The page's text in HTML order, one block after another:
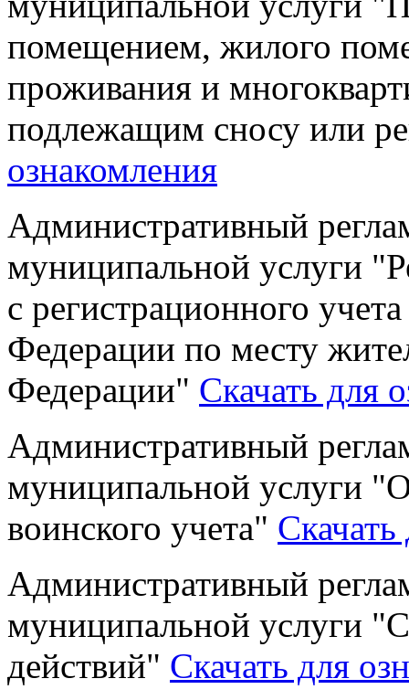
помещением, жилого
проживания и
подлежащим сносу или
ознакомления
Административный
муниципальной услуги
с регистрационного
Федерации по месту
Федерации" Скачать для
Административный
муниципальной услуги
воинского учета"
Административный
муниципальной услуги
действий" Скачать для